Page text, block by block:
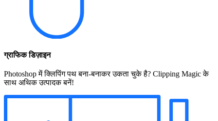
ग्राफिक डिज़ाइन
Photoshop में क्लिपिंग पथ बना-बनाकर उकता चुके है? Clipping Magic के
साथ अथिक उत्पादक बनें!